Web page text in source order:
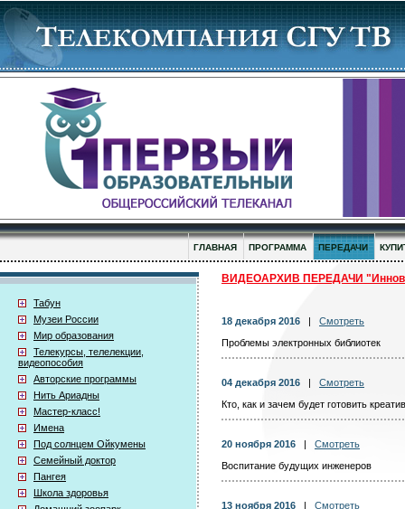
ГЛАВНАЯ ПРОГРАММА ПЕРЕДАЧИ
Табун
Музеи России
Мир образования
Телекурсы, телелекции,
видеопособия
Авторские программы
Нить Ариадны
Мастер-класс!
Имена
Под солнцем Ойкумены
Семейный доктор
Пангея
Школа здоровья
ВИДЕОАРХИВ ПЕРЕДАЧИ
18 декабря 2016
Смотреть
Проблемы электронных библиотек
04 декабря 2016
Смотреть
Кто, как и зачем будет готовить
20 ноября 2016
Смотреть
Воспитание будущих инженеров
13 ноября 2016
Смотреть